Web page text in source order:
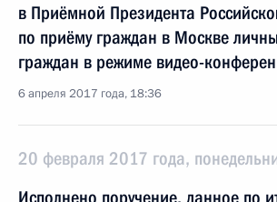
в Приёмной Президента
по приёму граждан в Москве
граждан в режиме видео-
6 апреля 2017 года, 18:36
20 февраля 2017 года,
Исполнено поручение, данное по